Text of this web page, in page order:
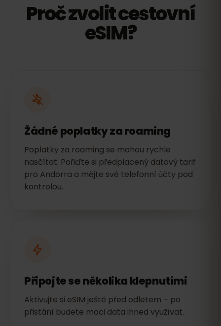
Proč zvolit cestovní
eSIM?
Žádné poplatky za roaming
Poplatky za roaming se mohou rychle
nasčítat. Pořiďte si předplacený datový tarif
pro Andorra a mějte své telefonní účty pod
kontrolou.
Připojte se několika klepnutími
Aktivujte si eSIM ještě před odletem – po
přistání budete moci data ihned využívat.